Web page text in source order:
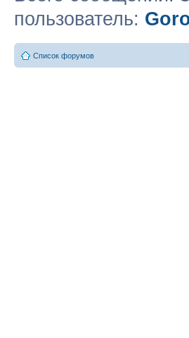
пользователь:
Список форумов